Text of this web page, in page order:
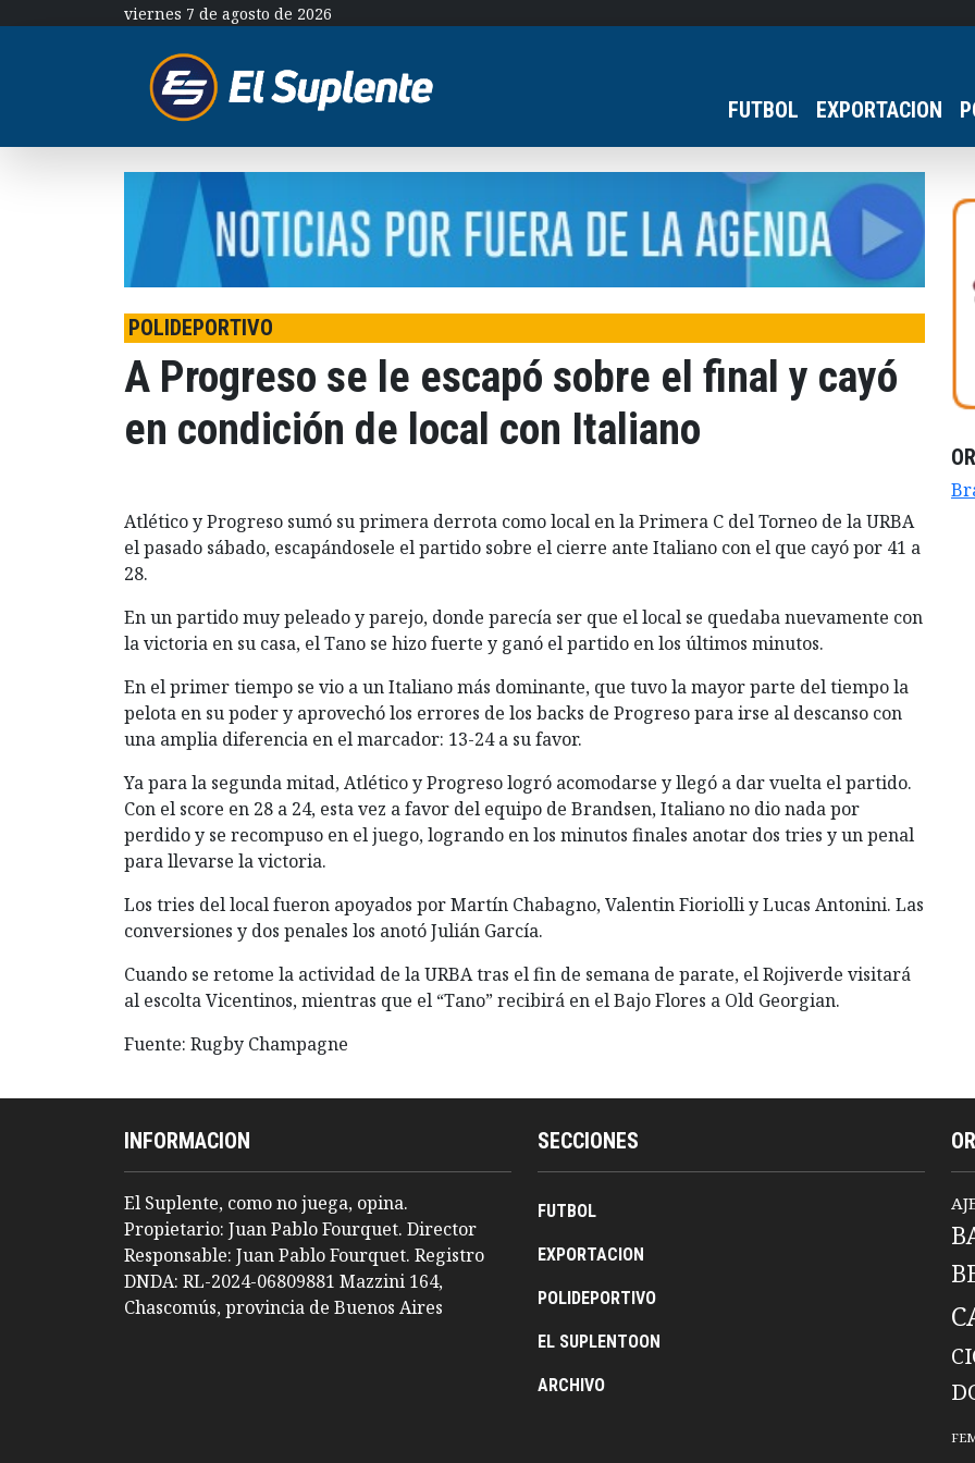
viernes 7 de agosto de 2026
FUTBOL EXPORTACION
POLIDEPORTIVO
A Progreso se le escapó sobre el final y cayó
en condición de local con Italiano
Atlético y Progreso sumó su primera derrota como local en la Primera C del Torneo de la URBA
el pasado sábado, escapándosele el partido sobre el cierre ante Italiano con el que cayó por 41 a
28.
En un partido muy peleado y parejo, donde parecía ser que el local se quedaba nuevamente con
la victoria en su casa, el Tano se hizo fuerte y ganó el partido en los últimos minutos.
En el primer tiempo se vio a un Italiano más dominante, que tuvo la mayor parte del tiempo la
pelota en su poder y aprovechó los errores de los backs de Progreso para irse al descanso con
una amplia diferencia en el marcador: 13-24 a su favor.
Ya para la segunda mitad, Atlético y Progreso logró acomodarse y llegó a dar vuelta el partido.
Con el score en 28 a 24, esta vez a favor del equipo de Brandsen, Italiano no dio nada por
perdido y se recompuso en el juego, logrando en los minutos finales anotar dos tries y un penal
para llevarse la victoria.
Los tries del local fueron apoyados por Martín Chabagno, Valentin Fioriolli y Lucas Antonini. Las
conversiones y dos penales los anotó Julián García.
Cuando se retome la actividad de la URBA tras el fin de semana de parate, el Rojiverde visitará
al escolta Vicentinos, mientras que el “Tano” recibirá en el Bajo Flores a Old Georgian.
Fuente: Rugby Champagne
INFORMACION
El Suplente, como no juega, opina.
Propietario: Juan Pablo Fourquet. Director
Responsable: Juan Pablo Fourquet. Registro
DNDA: RL-2024-06809881 Mazzini 164,
Chascomús, provincia de Buenos Aires
SECCIONES
FUTBOL
EXPORTACION
POLIDEPORTIVO
EL SUPLENTOON
ARCHIVO